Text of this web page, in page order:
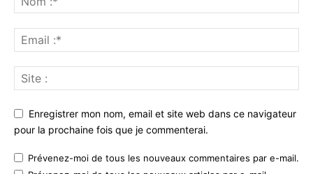
Enregistrer mon nom, email et site web dans ce navigateur
pour la prochaine fois que je commenterai.
Prévenez-moi de tous les nouveaux commentaires par e-mail.